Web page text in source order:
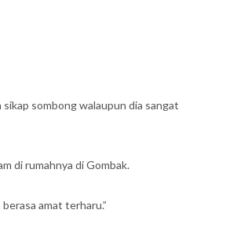
sombong walaupun dia sangat
di rumahnya di Gombak.
amat terharu.”